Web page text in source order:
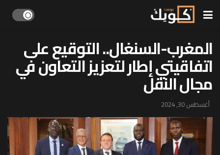
المغرب-السنغال.. التوقيع على
اتفاقيتي إطار لتعزيز التعاون في
مجال النقل
أغسطس 30, 2024